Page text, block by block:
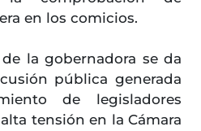
en los comicios.
la gobernadora se da
pública generada
de legisladores
tensión en la Cámara